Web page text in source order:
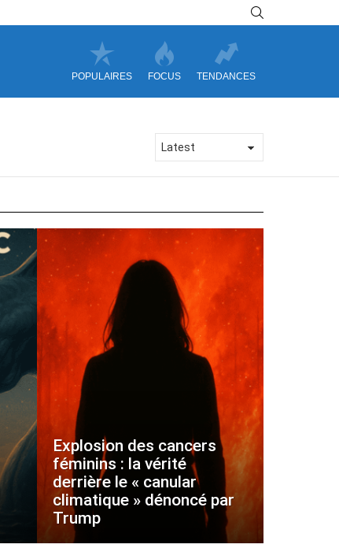
POPULAIRES FOCUS TENDANCES
Explosion des cancers
féminins : la vérité
derrière le « canular
climatique » dénoncé par
Trump